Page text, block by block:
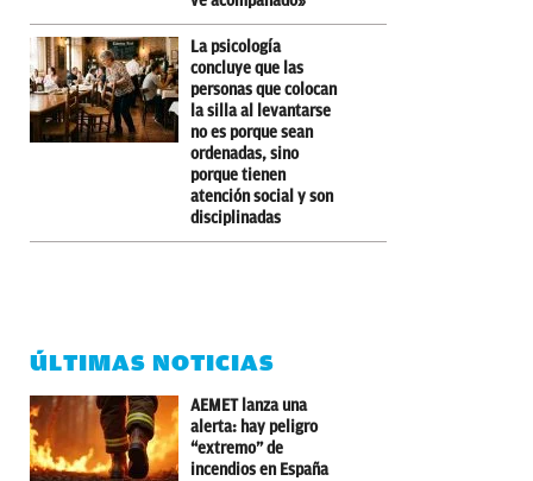
La psicología
concluye que las
personas que colocan
la silla al levantarse
no es porque sean
ordenadas, sino
porque tienen
atención social y son
disciplinadas
ÚLTIMAS NOTICIAS
AEMET lanza una
alerta: hay peligro
“extremo” de
incendios en España